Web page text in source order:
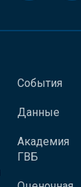
События
Данные
Академия
ГВБ